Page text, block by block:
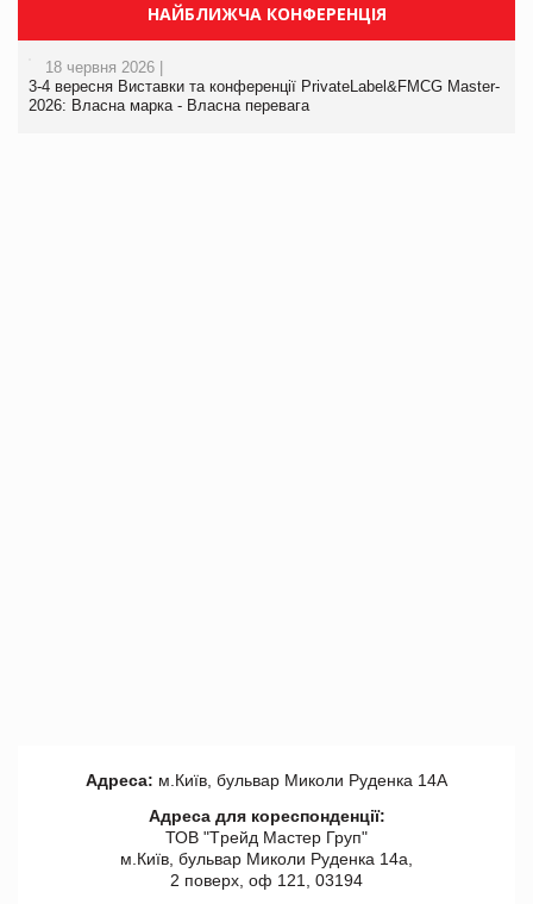
НАЙБЛИЖЧА КОНФЕРЕНЦІЯ
18 червня 2026 |
3-4 вересня Виставки та конференції PrivateLabel&FMCG Master-
2026: Власна марка - Власна перевага
Адреса: м.Київ, бульвар Миколи Руденка 14А
Адреса для кореспонденції:
ТОВ "Tрейд Мастер Груп"
м.Київ, бульвар Миколи Руденка 14а,
2 поверх, оф 121, 03194